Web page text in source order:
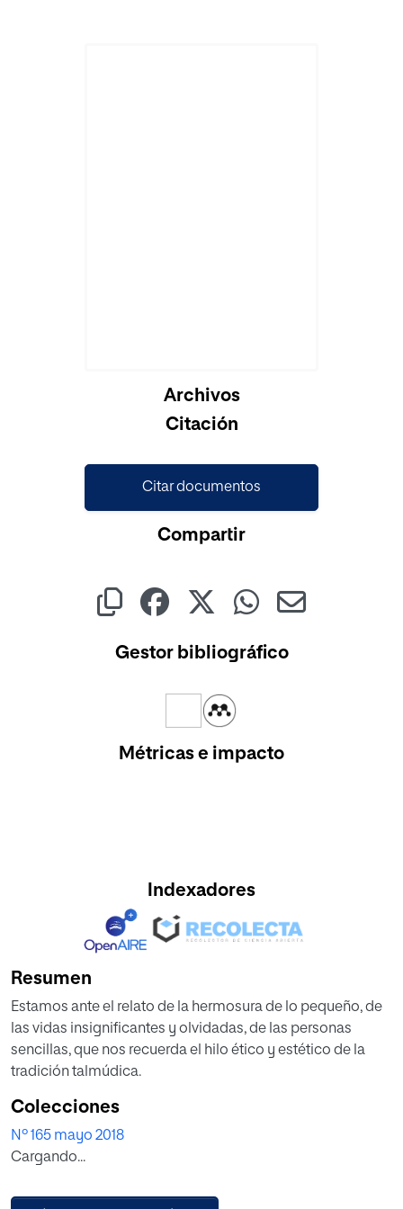
Archivos
Citación
Citar documentos
Compartir
Gestor bibliográfico
Métricas e impacto
Indexadores
Resumen
Estamos ante el relato de la hermosura de lo pequeño, de
las vidas insignificantes y olvidadas, de las personas
sencillas, que nos recuerda el hilo ético y estético de la
tradición talmúdica.
Colecciones
Nº 165 mayo 2018
Cargando...